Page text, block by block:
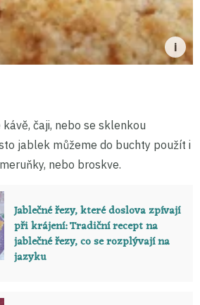
čaji, nebo se sklenkou
jablek můžeme do buchty použít i
nebo broskve.
Jablečné řezy, které doslova zpívají
při krájení: Tradiční recept na
jablečné řezy, co se rozplývají na
jazyku